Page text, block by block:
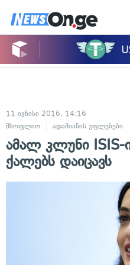
11 ივნისი 2016, 14:16
მსოფლიო
ადამიანის უფლებები
ამალ კლუნი ISIS-
ქალებს დაიცავს